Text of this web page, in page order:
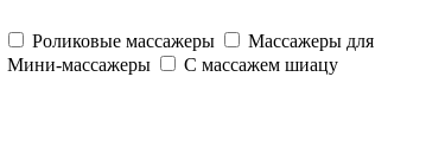
Роликовые массажеры
Массажеры для
Мини-массажеры С массажем шиацу